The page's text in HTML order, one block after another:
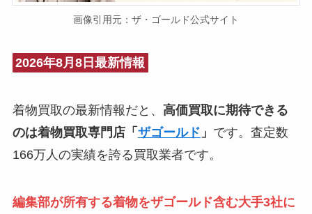
画像引用元：ザ・ゴールド公式サイト
2026年8月8日最新情報
着物買取の最新情報だと、 高価買取に期待できる
のは着物買取専門店「 ザゴールド 」 です。査定数
166万人の実績を誇る買取業者です。
編集部が所有する着物をザゴールド含む大手3社に